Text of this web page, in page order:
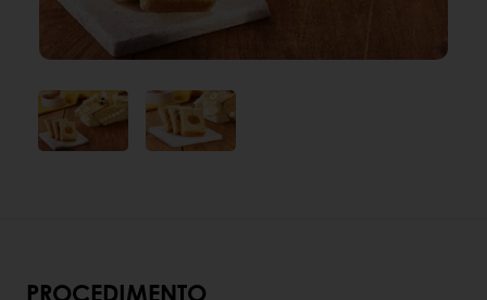
PROCEDIMENTO